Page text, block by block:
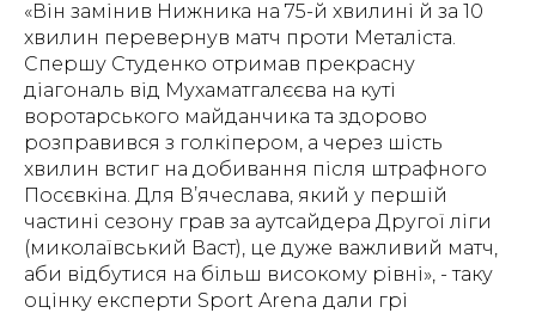
«Він замінив Нижника на 75-й хвилині й за 10
хвилин перевернув матч проти Металіста.
Спершу Студенко отримав прекрасну
діагональ від Мухаматгалєєва на куті
воротарського майданчика та здорово
розправився з голкіпером, а через шість
хвилин встиг на добивання після штрафного
Посєвкіна. Для В’ячеслава, який у першій
частині сезону грав за аутсайдера Другої ліги
(миколаївський Васт), це дуже важливий матч,
аби відбутися на більш високому рівні», - таку
оцінку експерти Sport Arena дали грі